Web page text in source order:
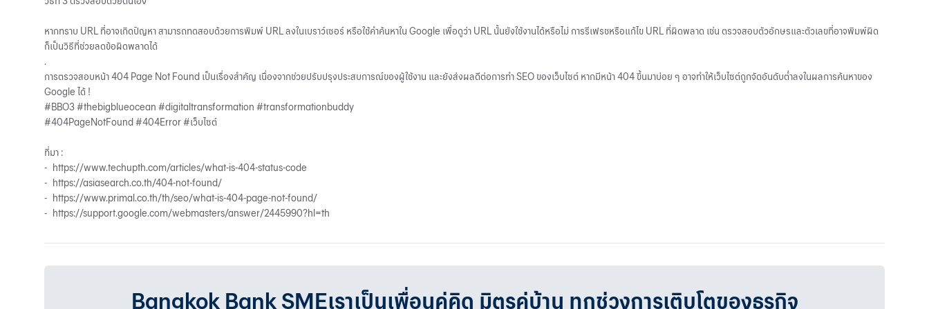
หากทราบ URL ที่อาจเกิดปัญหา สามารถทดสอบด้วยการพิมพ์ URL ลงในเบราว์เซอร์ หรือใช้คำค้นหาใน Google เพื่อดูว่า URL นั้นยังใช้งานได้หรือไม่ การรีเฟรชหรือแก้ไข URL ที่ผิดพลาด เช่น ตรวจสอบตัวอักษรและตัวเลขที่อาจพิมพ์ผิด
ก็เป็นวิธีที่ช่วยลดข้อผิดพลาดได้
.
การตรวจสอบหน้า 404 Page Not Found เป็นเรื่องสำคัญ เนื่องจากช่วยปรับปรุงประสบการณ์ของผู้ใช้งาน และยังส่งผลดีต่อการทำ SEO ของเว็บไซต์ หากมีหน้า 404 ขึ้นมาบ่อย ๆ อาจทำให้เว็บไซต์ถูกจัดอันดับต่ำลงในผลการค้นหาของ
Google ได้ !
#BBO3 #thebigblueocean #digitaltransformation #transformationbuddy
#404PageNotFound #404Error #เว็บไซต์
ที่มา :
-
https://www.techupth.com/articles/what-is-404-status-code
-
https://asiasearch.co.th/404-not-found/
-
https://www.primal.co.th/th/seo/what-is-404-page-not-found/
-
https://support.google.com/webmasters/answer/2445990?hl=th
Bangkok Bank SMEเราเป็นเพื่อนคู่คิด มิตรคู่บ้าน ทุกช่วงการเติบโตของธุรกิจ